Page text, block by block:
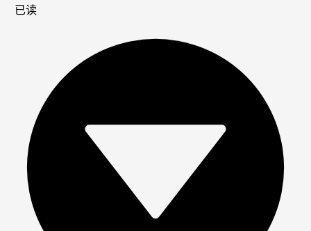
已读